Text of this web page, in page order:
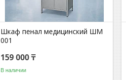
Шкаф пенал медицинский ШМ
001
159 000 ₸
В наличии